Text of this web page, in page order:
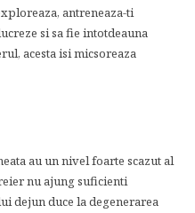
antreneaza-ti
si sa fie intotdeauna
acesta isi micsoreaza
au un nivel foarte scazut al
nu ajung suficienti
dejun duce la degenerarea